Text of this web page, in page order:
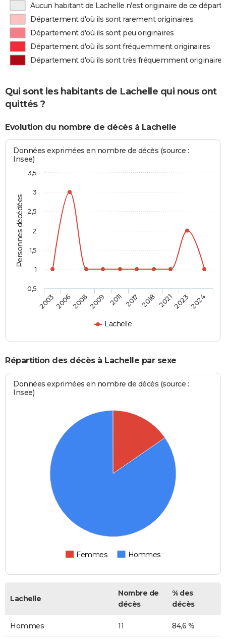
Aucun habitant de Lachelle n'est originaire de ce
Département d'où ils sont rarement originaires
Département d'où ils sont peu originaires
Département d'où ils sont fréquemment originaires
Département d'où ils sont très fréquemment originaires
Qui sont les habitants de Lachelle qui nous ont
quittés ?
Evolution du nombre de décès à Lachelle
Personnes décédées
Données exprimées en nombre de décès (source :
Insee)
Lachelle
2003200620082009 2011 2017 2018 202120232024
0,5
1
1,5
2
2,5
3
3,5
Répartition des décès à Lachelle par sexe
Données exprimées en nombre de décès (source :
Insee)
Femmes Hommes
Lachelle
Nombre de
décès
% des
décès
Hommes 11 84,6 %